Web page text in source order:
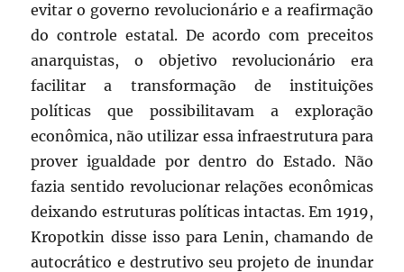
evitar o governo revolucionário e a reafirmação
do controle estatal. De acordo com preceitos
anarquistas, o objetivo revolucionário era
facilitar a transformação de instituições
políticas que possibilitavam a exploração
econômica, não utilizar essa infraestrutura para
prover igualdade por dentro do Estado. Não
fazia sentido revolucionar relações econômicas
deixando estruturas políticas intactas. Em 1919,
Kropotkin disse isso para Lenin, chamando de
autocrático e destrutivo seu projeto de inundar